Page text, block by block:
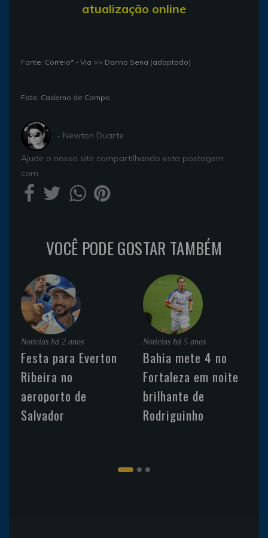
atualização online
Fonte: Correio* - Via >> Darino Sena (adaptado)
Foto: Caderno de Campo
- Newton Duarte
Ajude o nosso site compartilhando esta postagem
com
VOCÊ PODE GOSTAR TAMBÉM
Noticias há 2 anos
Festa para Everton
Ribeira no
aeroporto de
Salvador
Noticias há 5 anos
Bahia mete 4 no
Fortaleza em noite
brilhante de
Rodriguinho